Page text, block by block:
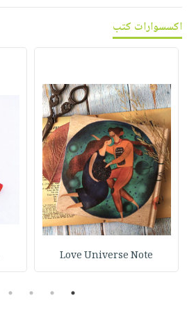
اكسسوارات كتب
Love Universe Note
1
2
3
4